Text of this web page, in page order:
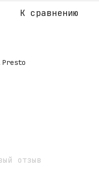
К сравнению
Presto
отзыв